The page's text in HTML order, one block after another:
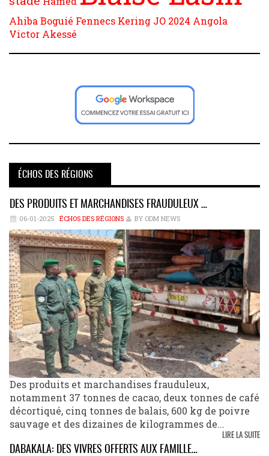
Ahiba Boguié Fennecs Kering JO 2024 Angola
Victor Akessé
ÉCHOS DES RÉGIONS
DES PRODUITS ET MARCHANDISES FRAUDULEUX …
06-01-2025 ÉCHOS DES RÉGIONS BY ODM NEWS
Des produits et marchandises frauduleux,
notamment 37 tonnes de cacao, deux tonnes de café
décortiqué, cinq tonnes de balais, 600 kg de poivre
sauvage et des dizaines de kilogrammes de...
LIRE LA SUITE
DABAKALA: DES VIVRES OFFERTS AUX FAMILLE…